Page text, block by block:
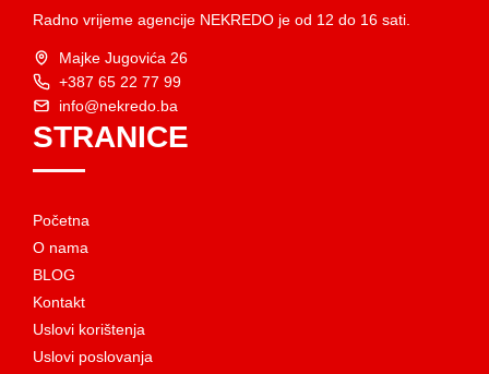
Radno vrijeme agencije NEKREDO je od 12 do 16 sati.
Majke Jugovića 26
+387 65 22 77 99
info@nekredo.ba
STRANICE
Početna
O nama
BLOG
Kontakt
Uslovi korištenja
Uslovi poslovanja